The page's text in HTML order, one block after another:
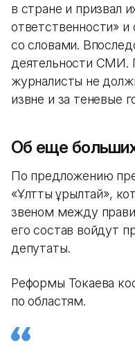
в стране и призвал
ответственности»
со словами.
деятельности СМИ.
журналисты не
извне и за теневые
Об еще
По предложению
«Ұлттық құрылтай»,
звеном между
его состав войдут
депутаты.
Реформы Токаева
по областям.